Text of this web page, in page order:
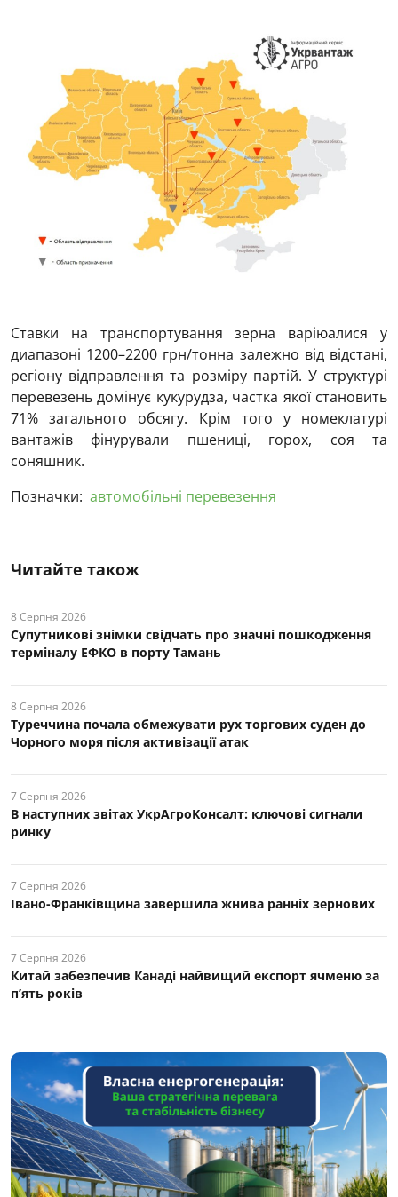
Ставки на транспортування зерна варіюалися у
диапазоні 1200–2200 грн/тонна залежно від відстані,
регіону відправлення та розміру партій. У структурі
перевезень домінує кукурудза, частка якої становить
71% загального обсягу. Крім того у номеклатурі
вантажів фінурували пшениці, горох, соя та
соняшник.
Позначки: автомобільні перевезення
Читайте також
8 Серпня 2026
Супутникові знімки свідчать про значні пошкодження
терміналу ЕФКО в порту Тамань
8 Серпня 2026
Туреччина почала обмежувати рух торгових суден до
Чорного моря після активізації атак
7 Серпня 2026
В наступних звітах УкрАгроКонсалт: ключові cигнали
ринку
7 Серпня 2026
Івано-Франківщина завершила жнива ранніх зернових
7 Серпня 2026
Китай забезпечив Канаді найвищий експорт ячменю за
п’ять років